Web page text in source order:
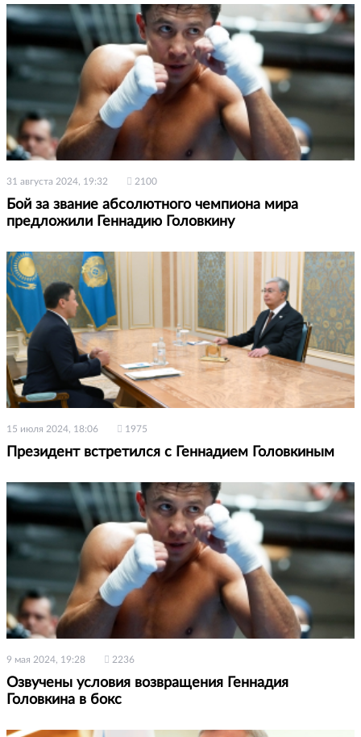
31 августа 2024, 19:32 2100
Бой за звание абсолютного чемпиона мира
предложили Геннадию Головкину
15 июля 2024, 18:06 1975
Президент встретился с Геннадием Головкиным
9 мая 2024, 19:28 2236
Озвучены условия возвращения Геннадия
Головкина в бокс